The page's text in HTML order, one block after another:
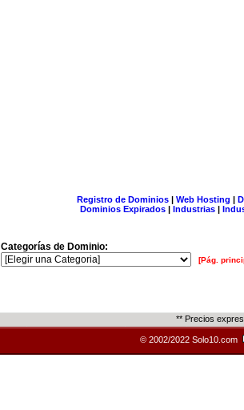
Registro de Dominios| Web Hosting |
Dominios Expirados | Industrias |
Categorías de Dominio:
[Pág.
** Precios
© 2002/2022 Solo10.com